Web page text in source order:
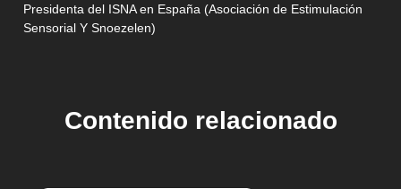
Presidenta del ISNA en España (Asociación de Estimulación
Sensorial Y Snoezelen)
Contenido relacionado